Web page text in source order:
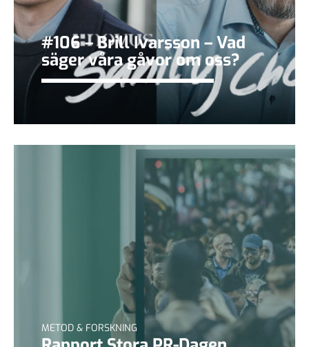
#106 – Brill Ivarsson – Vad
säger våra gåvor om oss?
METOD & FORSKNING